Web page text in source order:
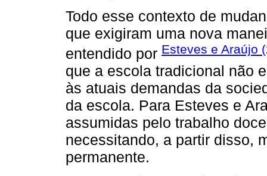
Todo esse contexto de
que exigiram uma nova
entendido por Esteves e Araújo
que a escola tradicional não
às atuais demandas da
da escola. Para Esteves e
assumidas pelo trabalho
necessitando, a partir disso,
permanente.